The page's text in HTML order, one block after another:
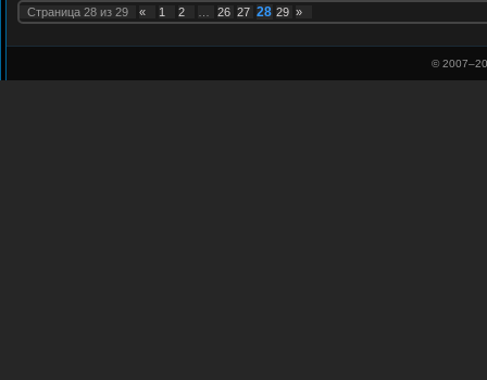
Страница 28 из 29 « 1 2 26 27 28 29 »
© 2007–